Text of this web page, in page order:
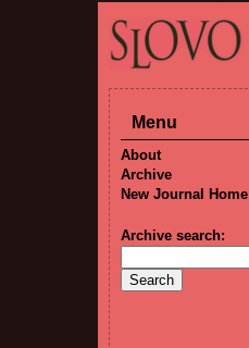
Menu
About
Archive
New Journal Home
Archive search: